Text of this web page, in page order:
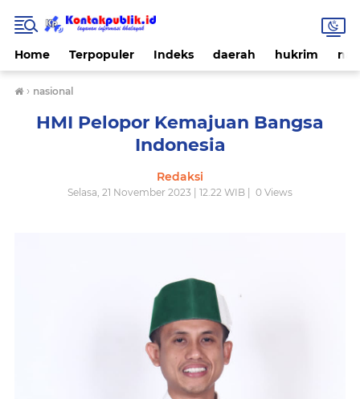
Home Terpopuler Indeks daerah hukrim
› nasional
HMI Pelopor Kemajuan Bangsa
Indonesia
Redaksi
Selasa, 21 November 2023 | 12.22 WIB | 0 Views